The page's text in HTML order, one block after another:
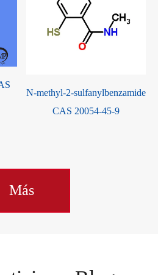
N-methyl-2-sulfanylbenzamide
CAS 20054-45-9
Más